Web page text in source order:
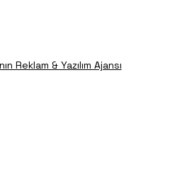
Reklam & Yazılım Ajansı